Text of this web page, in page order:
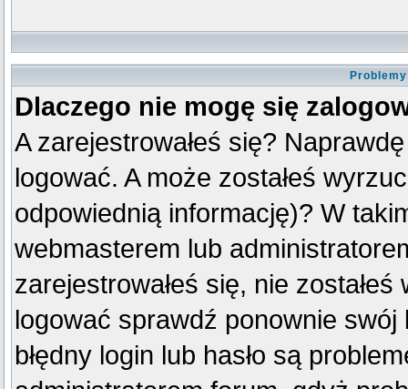
Dlaczego nie mogę się
A zarejestrowałeś się?
logować. A może zostałeś
odpowiednią informację)? W
webmasterem lub
zarejestrowałeś się, nie
logować sprawdź ponownie swój
błędny login lub hasło są